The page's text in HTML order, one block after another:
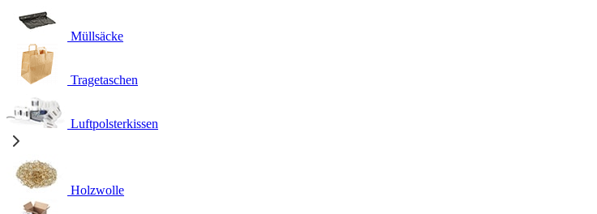
Müllsäcke
Tragetaschen
Luftpolsterkissen
Holzwolle